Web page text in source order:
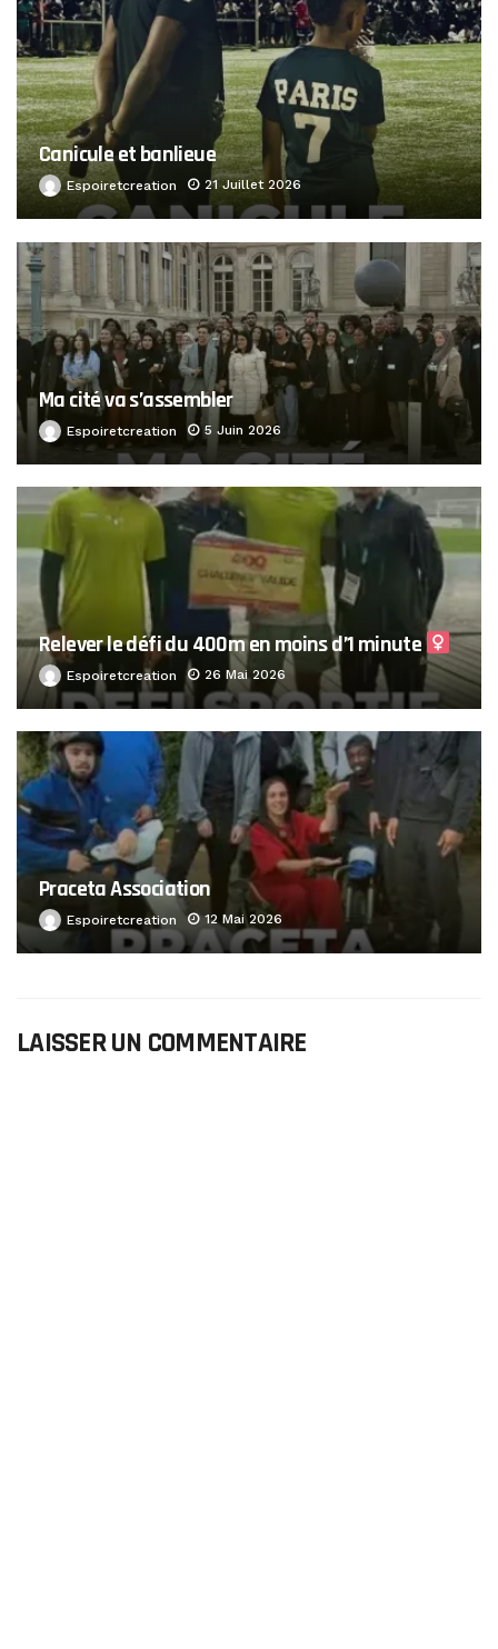
Canicule et banlieue
Espoiretcreation 21 Juillet 2026
Ma cité va s’assembler
Espoiretcreation 5 Juin 2026
Relever le défi du 400m en moins d’1 minute ‍
Espoiretcreation 26 Mai 2026
Praceta Association
Espoiretcreation 12 Mai 2026
LAISSER UN COMMENTAIRE